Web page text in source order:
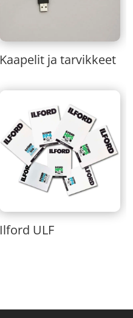
Kaapelit ja tarvikkeet
Ilford ULF